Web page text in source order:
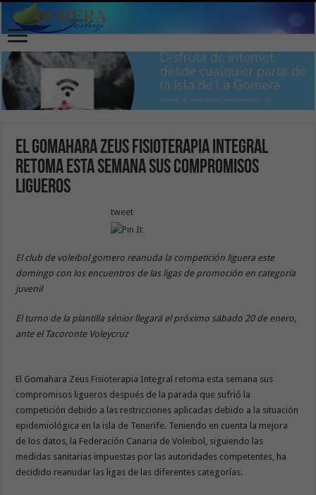
El Gomahara Zeus Fisioterapia Integral
retoma esta semana sus compromisos
ligueros
tweet
El club de voleibol gomero reanuda la competición liguera este
domingo con los encuentros de las ligas de promoción en categoría
juvenil
El turno de la plantilla sénior llegará el próximo sábado 20 de enero,
ante el Tacoronte Voleycruz
El Gomahara Zeus Fisioterapia Integral retoma esta semana sus
compromisos ligueros después de la parada que sufrió la
competición debido a las restricciones aplicadas debido a la situación
epidemiológica en la isla de Tenerife. Teniendo en cuenta la mejora
de los datos, la Federación Canaria de Voleibol, siguiendo las
medidas sanitarias impuestas por las autoridades competentes, ha
decidido reanudar las ligas de las diferentes categorías.